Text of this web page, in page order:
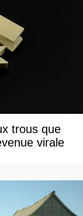
trous que
virale